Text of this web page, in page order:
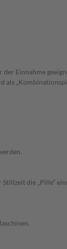
Einnahme
die „Pille“